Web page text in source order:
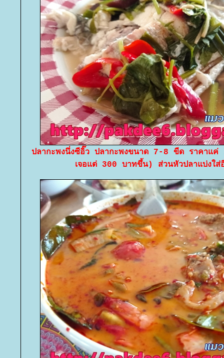
ปลากะพงนึ่งซีอิ๊ว ปลากะพงขนาด 7-8 ขีด ราคาแ
เจอแต่ 300 บาทขึ้น) ส่วนหัวปลาแบ่งใส่